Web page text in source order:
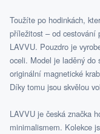
Toužíte po hodinkách,
příležitost – od cestování
LAVVU. Pouzdro je
oceli. Model je laděný do
originální magnetické
Díky tomu jsou skvělou
LAVVU je česká značka
minimalismem. Kolekce